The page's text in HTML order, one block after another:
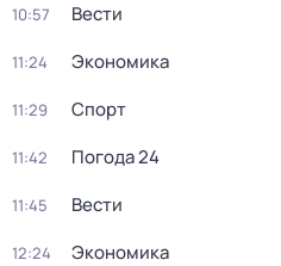
10:57 Вести
11:24 Экономика
11:29 Спорт
11:42 Погода 24
11:45 Вести
12:24 Экономика